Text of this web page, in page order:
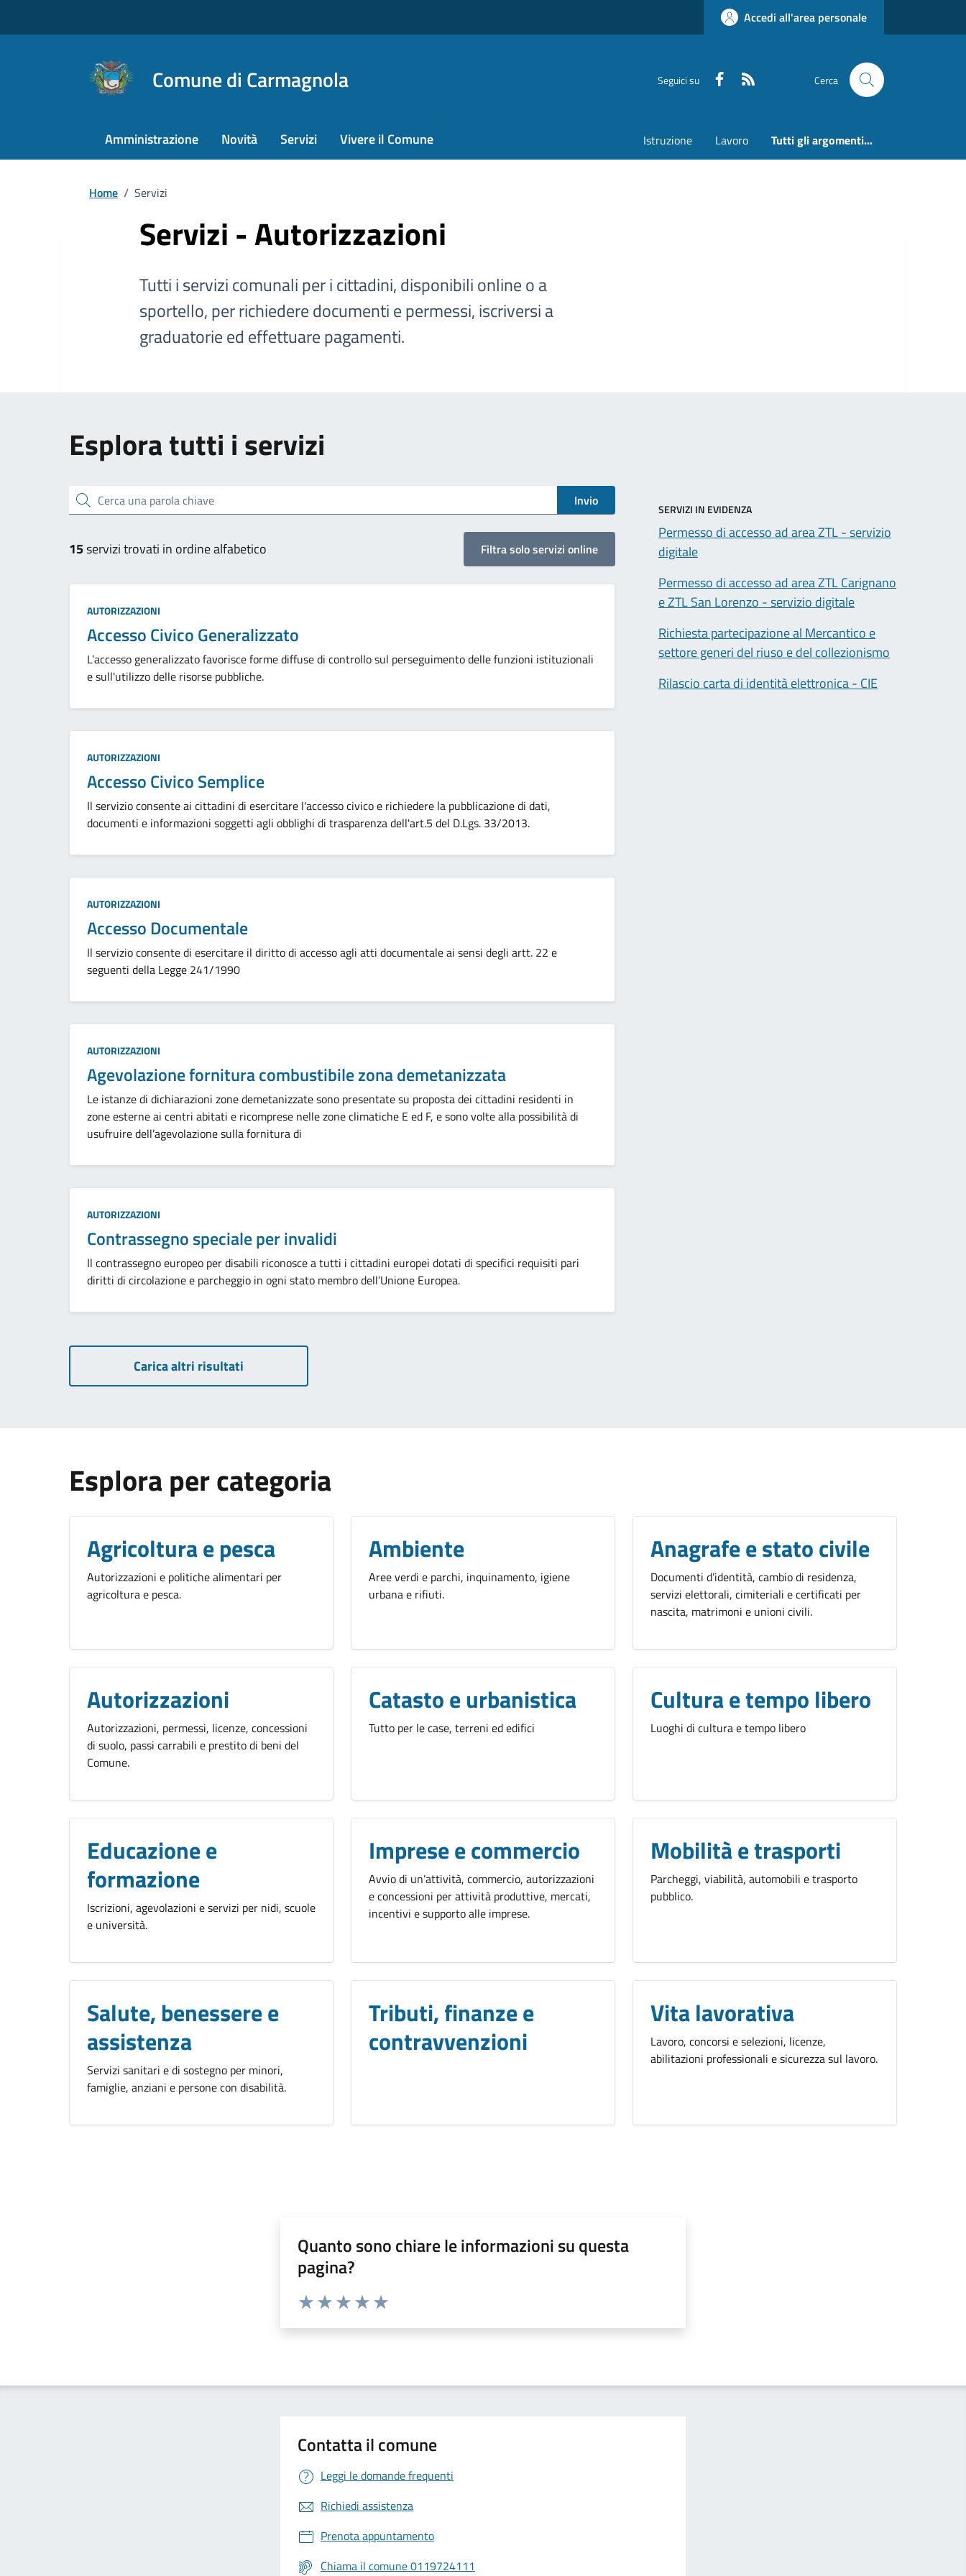
Accedi all'area personale
Comune di Carmagnola Seguici su Faceboook Cerca
Amministrazione Novità Servizi Vivere il Comune Istruzione Lavoro Tutti gli argomenti...
Home / Servizi
Servizi - Autorizzazioni
Tutti i servizi comunali per i cittadini, disponibili online o a
sportello, per richiedere documenti e permessi, iscriversi a
graduatorie ed effettuare pagamenti.
Esplora tutti i servizi
Cerca una parola chiave Invio
15servizi trovati in ordine alfabetico Filtra solo servizi online
Categoria:
AUTORIZZAZIONI
Accesso Civico Generalizzato
L’accesso generalizzato favorisce forme diffuse di controllo sul perseguimento delle funzioni istituzionali
e sull'utilizzo delle risorse pubbliche.
Categoria:
AUTORIZZAZIONI
Accesso Civico Semplice
Il servizio consente ai cittadini di esercitare l'accesso civico e richiedere la pubblicazione di dati,
documenti e informazioni soggetti agli obblighi di trasparenza dell'art.5 del D.Lgs. 33/2013.
Categoria:
AUTORIZZAZIONI
Accesso Documentale
Il servizio consente di esercitare il diritto di accesso agli atti documentale ai sensi degli artt. 22 e
seguenti della Legge 241/1990
Categoria:
AUTORIZZAZIONI
Agevolazione fornitura combustibile zona demetanizzata
Le istanze di dichiarazioni zone demetanizzate sono presentate su proposta dei cittadini residenti in
zone esterne ai centri abitati e ricomprese nelle zone climatiche E ed F, e sono volte alla possibilità di
usufruire dell’agevolazione sulla fornitura di
Categoria:
AUTORIZZAZIONI
Contrassegno speciale per invalidi
Il contrassegno europeo per disabili riconosce a tutti i cittadini europei dotati di specifici requisiti pari
diritti di circolazione e parcheggio in ogni stato membro dell’Unione Europea.
Carica altri risultati
SERVIZI IN EVIDENZA
Permesso di accesso ad area ZTL - servizio
digitale
Permesso di accesso ad area ZTL Carignano
e ZTL San Lorenzo - servizio digitale
Richiesta partecipazione al Mercantico e
settore generi del riuso e del collezionismo
Rilascio carta di identità elettronica - CIE
Esplora per categoria
Agricoltura e pesca
Autorizzazioni e politiche alimentari per
agricoltura e pesca.
Ambiente
Aree verdi e parchi, inquinamento, igiene
urbana e rifiuti.
Anagrafe e stato civile
Documenti d’identità, cambio di residenza,
servizi elettorali, cimiteriali e certificati per
nascita, matrimoni e unioni civili.
Autorizzazioni
Autorizzazioni, permessi, licenze, concessioni
di suolo, passi carrabili e prestito di beni del
Comune.
Catasto e urbanistica
Tutto per le case, terreni ed edifici
Cultura e tempo libero
Luoghi di cultura e tempo libero
Educazione e
formazione
Iscrizioni, agevolazioni e servizi per nidi, scuole
e università.
Imprese e commercio
Avvio di un’attività, commercio, autorizzazioni
e concessioni per attività produttive, mercati,
incentivi e supporto alle imprese.
Mobilità e trasporti
Parcheggi, viabilità, automobili e trasporto
pubblico.
Salute, benessere e
assistenza
Servizi sanitari e di sostegno per minori,
famiglie, anziani e persone con disabilità.
Tributi, finanze e
contravvenzioni
Vita lavorativa
Lavoro, concorsi e selezioni, licenze,
abilitazioni professionali e sicurezza sul lavoro.
Quanto sono chiare le informazioni su questa
pagina?
Valuta da 1 a 5 stelle la pagina
Contatta il comune
Leggi le domande frequenti
Richiedi assistenza
Prenota appuntamento
Chiama il comune 0119724111